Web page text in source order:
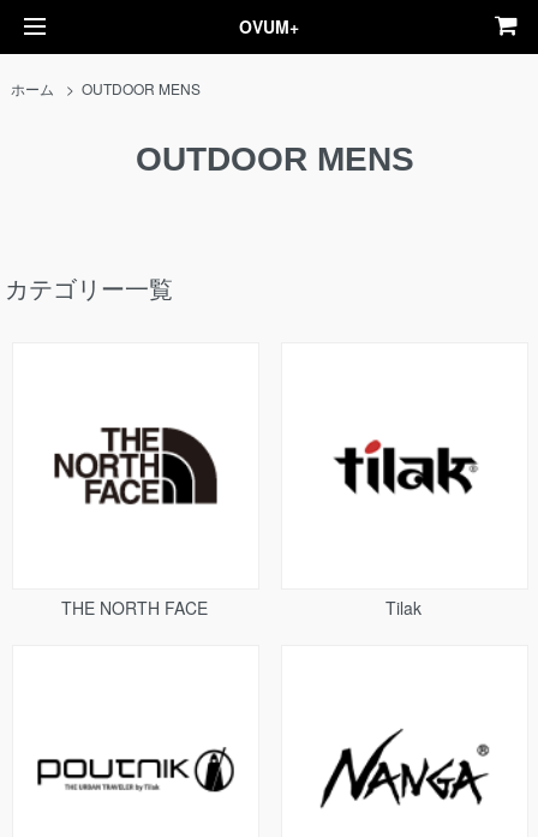
OVUM+
ホーム >OUTDOOR MENS
OUTDOOR MENS
カテゴリー一覧
THE NORTH FACE Tilak